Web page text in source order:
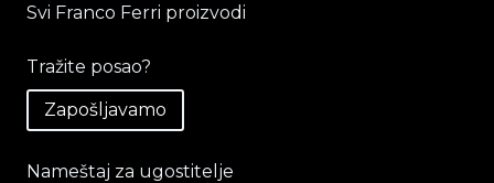
Svi Franco Ferri proizvodi
Tražite posao?
Zapošljavamo
Nameštaj za ugostitelje